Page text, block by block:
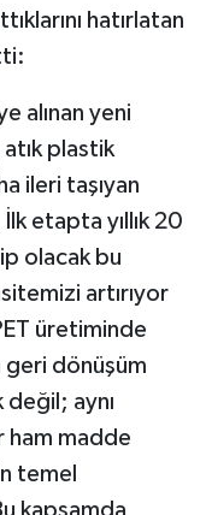
hatırlatan
alınan yeni
plastik
ileri taşıyan
etapta yıllık 20
olacak bu
artırıyor
üretiminde
dönüşüm
değil; aynı
ham madde
temel
kapsamda